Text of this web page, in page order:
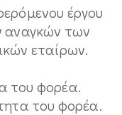
έργου
αναγκών των
εταίρων.
του φορέα.
του φορέα.